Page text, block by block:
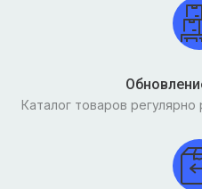
Каталог товаров